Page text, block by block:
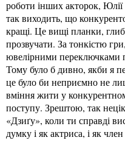
роботи інших акторок,
так виходить, що
кращі. Це вищі планки,
прозвучати. За тонкістю
ювелірними переключками
Тому було б дивно, якби я
це було би неприємно не
вміння жити у
поступу. Зрештою, так
«Дзиґу», коли ти справді
думку і як актриса, і як член